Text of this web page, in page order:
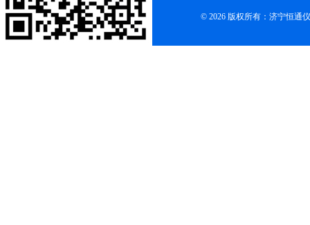
© 2026 版权所有：济宁恒通